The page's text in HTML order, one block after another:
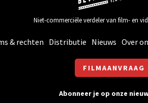
Niet-commerciële verdeler van film- en
& rechten Distributie Nieuws Over
FILMAANVRAAG
Abonneer je op onze